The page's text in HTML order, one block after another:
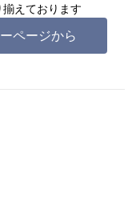
えております
ページから